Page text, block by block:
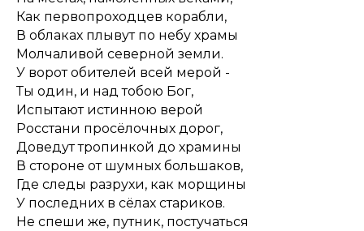
Как первопроходцев корабли,
В облаках плывут по небу храмы
Молчаливой северной земли.
У ворот обителей всей мерой -
Ты один, и над тобою Бог,
Испытают истинною верой
Росстани просёлочных дорог,
Доведут тропинкой до храмины
В стороне от шумных большаков,
Где следы разрухи, как морщины
У последних в сёлах стариков.
Не спеши же, путник, постучаться